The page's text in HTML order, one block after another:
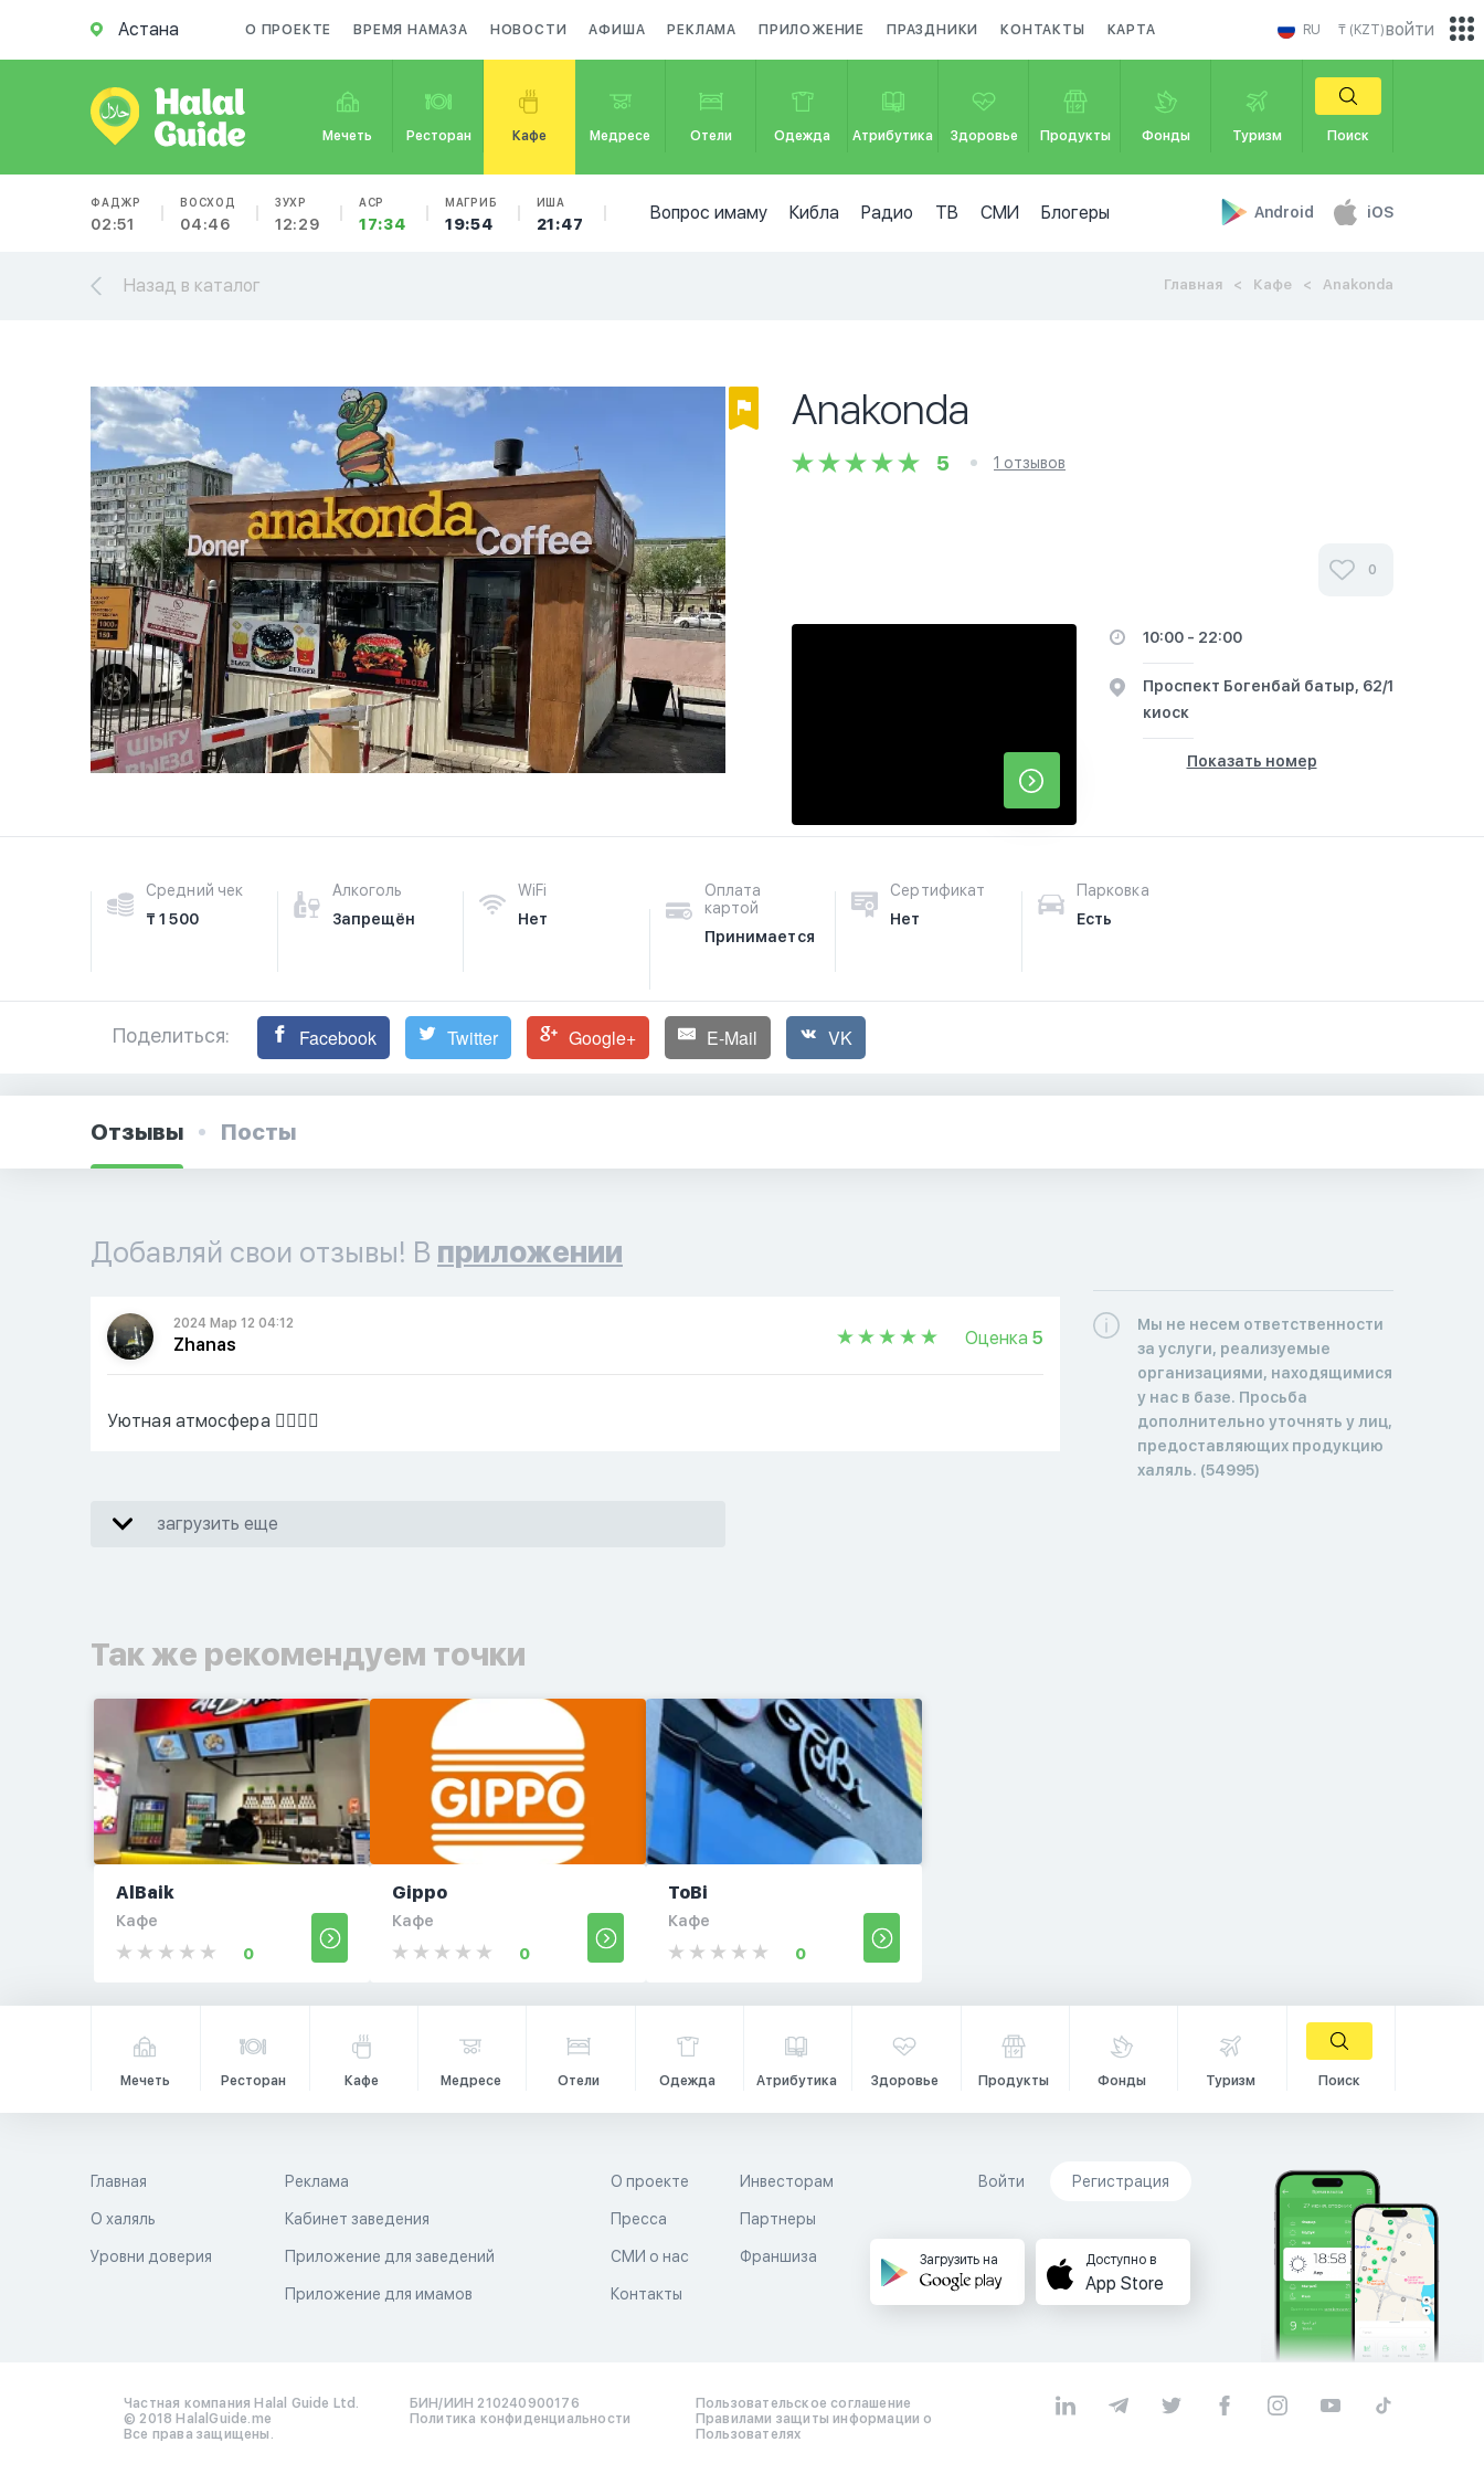
Астана О ПРОЕКТЕ ВРЕМЯ НАМАЗА НОВОСТИ АФИША РЕКЛАМА ПРИЛОЖЕНИЕ ПРАЗДНИКИ КОНТАКТЫ КАРТА RU ₸ (KZT)
Мечеть Ресторан Кафе Медресе Отели Одежда Атрибутика Здоровье Продукты Фонды Туризм Поиск
ФАДЖР
02:51
ВОСХОД
04:46
ЗУХР
12:29
АСР
17:34
МАГРИБ
19:54
ИША
21:47
Вопрос имаму Кибла Радио ТВ СМИ Блогеры Android iOS
войти
Назад в каталог Главная Кафе Anakonda
Anakonda
5 1 отзывов
0
10:00 - 22:00
​Проспект Богенбай батыр, 62/1
киоск
Показать номер
Средний чек
₸ 1 500
Алкоголь
Запрещён
WiFi
Нет
Оплата
картой
Принимается
Сертификат
Нет
Парковка
Есть
Поделиться: Facebook Twitter Google+ E-Mail VK
Отзывы Посты
Добавляй свои отзывы! В приложении
2024 Мар 12 04:12
Zhanas Оценка 5
Уютная атмосфера 👍🏼👍🏼
загрузить еще
Так же рекомендуем точки
AlBaik
Кафе
0
Gippo
Кафе
0
ToBi
Кафе
0
Мы не несем ответственности
за услуги, реализуемые
организациями, находящимися
у нас в базе. Просьба
дополнительно уточнять у лиц,
предоставляющих продукцию
халяль. (54995)
Мечеть Ресторан Кафе Медресе Отели Одежда Атрибутика Здоровье Продукты Фонды Туризм Поиск
Главная
О халяль
Уровни доверия
Реклама
Кабинет заведения
Приложение для заведений
Приложение для имамов
О проекте
Пресса
СМИ о нас
Контакты
Инвесторам
Партнеры
Франшиза
Войти Регистрация
Загрузить на Доступно в
App Store
Частная компания Halal Guide Ltd.
© 2018 HalalGuide.me
Все права защищены.
БИН/ИИН 210240900176
Политика конфиденциальности
Пользовательское соглашение
Правилами защиты информации о
Пользователях